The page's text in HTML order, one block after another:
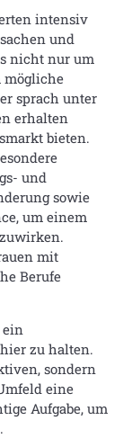
intensiv
und
nicht nur um
mögliche
sprach unter
erhalten
bieten.
und
sowie
um einem
mit
Berufe
ein
zu halten.
sondern
eine
Aufgabe, um